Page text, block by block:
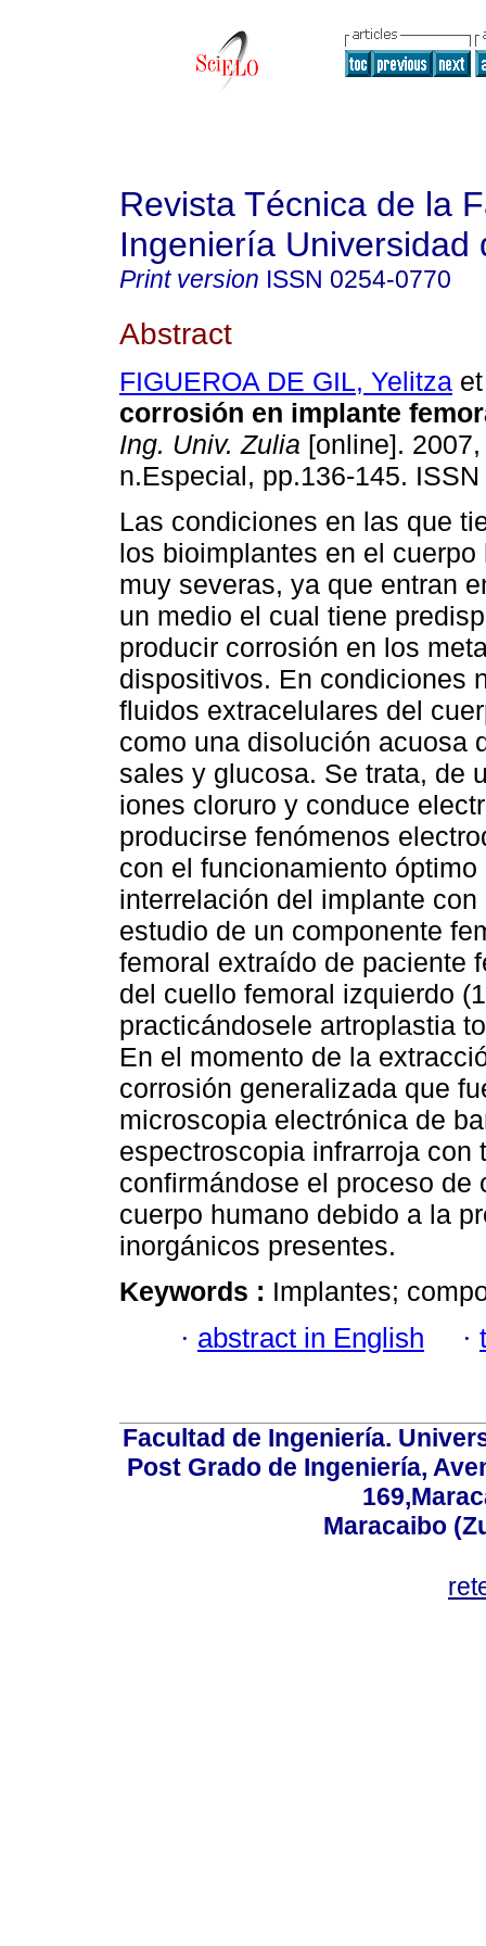
Revista Técnica de la
Ingeniería Universidad
Print version ISSN 0254-0770
Abstract
FIGUEROA DE GIL, Yelitza
corrosión en implante
Ing. Univ. Zulia [online].
n.Especial, pp.136-145.
Las condiciones en las que
los bioimplantes en el cuerpo
muy severas, ya que entran
un medio el cual tiene
producir corrosión en los
dispositivos. En condiciones
fluidos extracelulares del
como una disolución acuosa
sales y glucosa. Se trata, de
iones cloruro y conduce
producirse fenómenos
con el funcionamiento
interrelación del implante
estudio de un componente
femoral extraído de paciente
del cuello femoral izquierdo
practicándosele artroplastia
En el momento de la
corrosión generalizada que
microscopia electrónica de
espectroscopia infrarroja con
confirmándose el proceso
cuerpo humano debido a la
inorgánicos presentes.
Keywords : Implantes;
· abstract in English ·
Facultad de Ingeniería.
Post Grado de Ingeniería,
Maracaibo